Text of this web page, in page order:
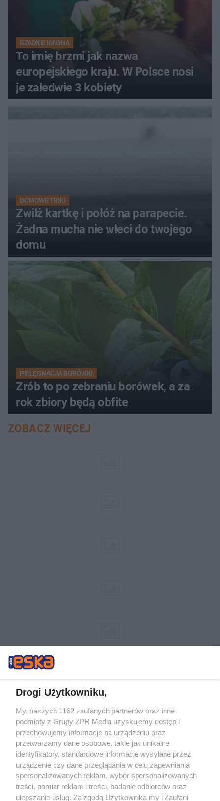
RZADKIE IMIONA
To imię brzmi jak nazwa
europejskiego kraju. W Polsce nosi
je zaledwie 3 kobiety
DOMOWE TRIKI
Zwilż kartkę i połóż na parapecie.
Żadna mucha nie wleci do twojego
domu
PIELĘGNACJA BORÓWKI
Zrób to po zebraniu borówek, a za
rok zbiory będą obfite
ZOBACZ WIĘCEJ
Żaden utwór zamieszczony w serwisie nie może być powielany i
rozpowszechniany lub dalej rozpowszechniany w jakikolwiek sposób (w
tym także elektroniczny lub mechaniczny) na jakimkolwiek polu
eksploatacji w jakiejkolwiek formie, włącznie z umieszczaniem w Internecie
bez pisemnej zgody właściciela praw. Jakiekolwiek użycie lub
wykorzystanie utworów w całości lub w części z naruszeniem prawa, tzn.
bez właściwej zgody, jest zabronione pod groźbą kary i może być ścigane
prawnie.
Drogi Użytkowniku,
My, naszych 1162 zaufanych partnerów oraz inne
podmioty z Grupy ZPR Media uzyskujemy dostęp i
przechowujemy informacje na urządzeniu oraz
przetwarzamy dane osobowe, takie jak unikalne
identyfikatory, standardowe informacje wysyłane przez
urządzenie czy dane przeglądania w celu zapewniania
spersonalizowanych reklam, wybór spersonalizowanych
treści, pomiar reklam i treści, badanie odbiorców oraz
ulepszanie usług. Za zgodą Użytkownika my i Zaufani